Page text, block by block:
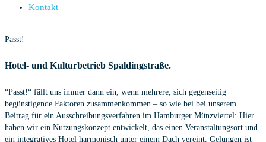
Kontakt
Passt!
Hotel- und Kulturbetrieb Spaldingstraße.
“Passt!“ fällt uns immer dann ein, wenn mehrere, sich gegenseitig
begünstigende Faktoren zusammenkommen – so wie bei bei unserem
Beitrag für ein Ausschreibungsverfahren im Hamburger Münzviertel: Hier
haben wir ein Nutzungskonzept entwickelt, das einen Veranstaltungsort und
ein integratives Hotel harmonisch unter einem Dach vereint. Gelungen ist